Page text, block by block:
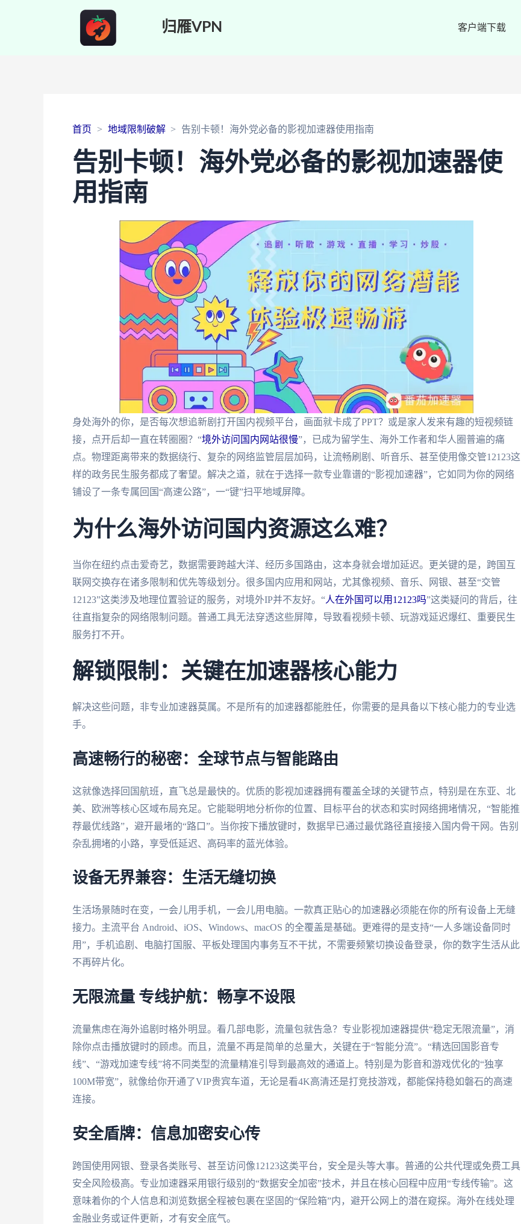
归雁VPN 客户端下载
首页 地域限制破解 告别卡顿！海外党必备的影视加速器使用指南
告别卡顿！海外党必备的影视加速器使
用指南
身处海外的你，是否每次想追新剧打开国内视频平台，画面就卡成了PPT？或是家人发来有趣的短视频链
接，点开后却一直在转圈圈？“境外访问国内网站很慢”，已成为留学生、海外工作者和华人圈普遍的痛
点。物理距离带来的数据绕行、复杂的网络监管层层加码，让流畅刷剧、听音乐、甚至使用像交管12123这
样的政务民生服务都成了奢望。解决之道，就在于选择一款专业靠谱的“影视加速器”，它如同为你的网络
铺设了一条专属回国“高速公路”，一“键”扫平地域屏障。
为什么海外访问国内资源这么难？
当你在纽约点击爱奇艺，数据需要跨越大洋、经历多国路由，这本身就会增加延迟。更关键的是，跨国互
联网交换存在诸多限制和优先等级划分。很多国内应用和网站，尤其像视频、音乐、网银、甚至“交管
12123”这类涉及地理位置验证的服务，对境外IP并不友好。“人在外国可以用12123吗”这类疑问的背后，往
往直指复杂的网络限制问题。普通工具无法穿透这些屏障，导致看视频卡顿、玩游戏延迟爆红、重要民生
服务打不开。
解锁限制：关键在加速器核心能力
解决这些问题，非专业加速器莫属。不是所有的加速器都能胜任，你需要的是具备以下核心能力的专业选
手。
高速畅行的秘密：全球节点与智能路由
这就像选择回国航班，直飞总是最快的。优质的影视加速器拥有覆盖全球的关键节点，特别是在东亚、北
美、欧洲等核心区域布局充足。它能聪明地分析你的位置、目标平台的状态和实时网络拥堵情况，“智能推
荐最优线路”，避开最堵的“路口”。当你按下播放键时，数据早已通过最优路径直接接入国内骨干网。告别
杂乱拥堵的小路，享受低延迟、高码率的蓝光体验。
设备无界兼容：生活无缝切换
生活场景随时在变，一会儿用手机，一会儿用电脑。一款真正贴心的加速器必须能在你的所有设备上无缝
接力。主流平台 Android、iOS、Windows、macOS 的全覆盖是基础。更难得的是支持“一人多端设备同时
用”，手机追剧、电脑打国服、平板处理国内事务互不干扰，不需要频繁切换设备登录，你的数字生活从此
不再碎片化。
无限流量 专线护航：畅享不设限
流量焦虑在海外追剧时格外明显。看几部电影，流量包就告急？专业影视加速器提供“稳定无限流量”，消
除你点击播放键时的顾虑。而且，流量不再是简单的总量大，关键在于“智能分流”。“精选回国影音专
线”、“游戏加速专线”将不同类型的流量精准引导到最高效的通道上。特别是为影音和游戏优化的“独享
100M带宽”，就像给你开通了VIP贵宾车道，无论是看4K高清还是打竞技游戏，都能保持稳如磐石的高速
连接。
安全盾牌：信息加密安心传
跨国使用网银、登录各类账号、甚至访问像12123这类平台，安全是头等大事。普通的公共代理或免费工具
安全风险极高。专业加速器采用银行级别的“数据安全加密”技术，并且在核心回程中应用“专线传输”。这
意味着你的个人信息和浏览数据全程被包裹在坚固的“保险箱”内，避开公网上的潜在窥探。海外在线处理
金融业务或证件更新，才有安全底气。